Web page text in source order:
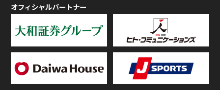
オフィシャルパートナー